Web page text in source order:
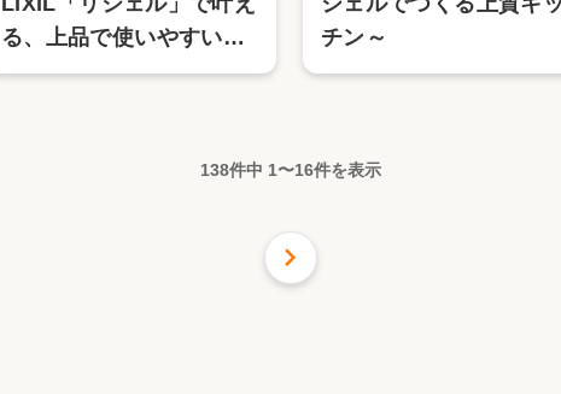
る、上品で使いやすいキ
ッチン空間～
チン～
138件中 1〜16件を表示